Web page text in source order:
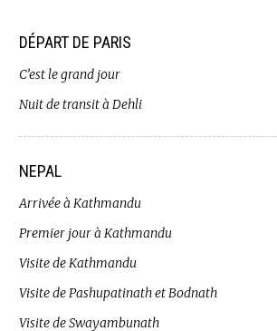
DÉPART DE PARIS
C’est le grand jour
Nuit de transit à Dehli
NEPAL
Arrivée à Kathmandu
Premier jour à Kathmandu
Visite de Kathmandu
Visite de Pashupatinath et Bodnath
Visite de Swayambunath